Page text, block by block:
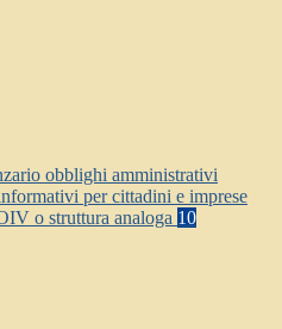
obblighi amministrativi
per cittadini e imprese
o struttura analoga 10